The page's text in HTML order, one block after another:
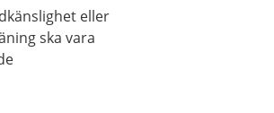
eller
ska vara